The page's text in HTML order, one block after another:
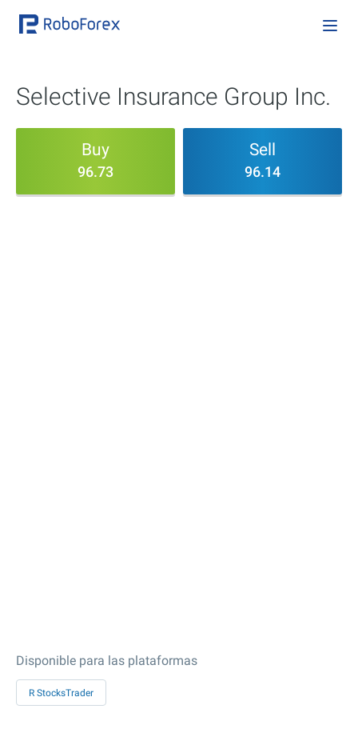
Selective Insurance Group Inc.
Buy
96.73
Sell
96.14
Disponible para las plataformas
R StocksTrader